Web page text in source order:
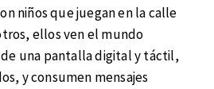
niños que juegan en la calle
ellos ven el mundo
una pantalla digital y táctil,
y consumen mensajes